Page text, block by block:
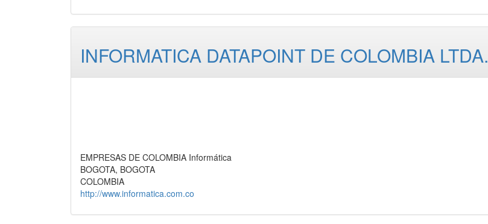
INFORMATICA DATAPOINT DE COLOMBIA LTDA.
EMPRESAS DE COLOMBIA Informática
BOGOTA, BOGOTA
COLOMBIA
http://www.informatica.com.co